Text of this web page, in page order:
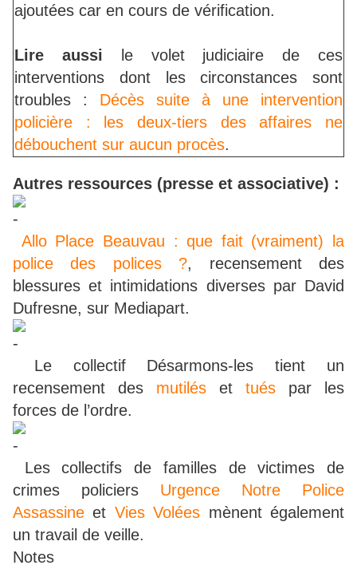
ajoutées car en cours de vérification.
Lire aussi le volet judiciaire de ces
interventions dont les circonstances sont
troubles : Décès suite à une intervention
policière : les deux-tiers des affaires ne
débouchent sur aucun procès.
Autres ressources (presse et associative) :
Allo Place Beauvau : que fait (vraiment) la
police des polices ?, recensement des
blessures et intimidations diverses par David
Dufresne, sur Mediapart.
Le collectif Désarmons-les tient un
recensement des mutilés et tués par les
forces de l’ordre.
Les collectifs de familles de victimes de
crimes policiers Urgence Notre Police
Assassine et Vies Volées mènent également
un travail de veille.
Notes